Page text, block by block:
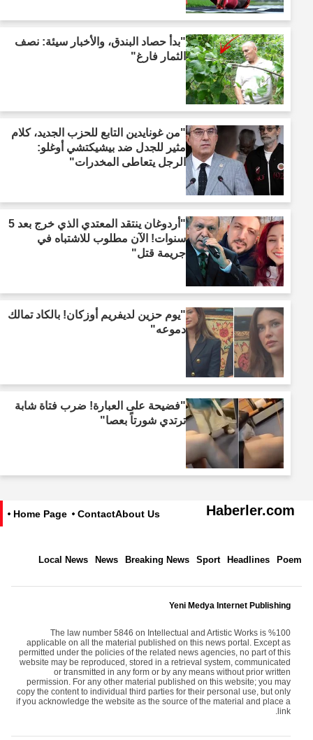
"بدأ حصاد البندق، والأخبار سيئة: نصف
الثمار فارغ"
"من غونايدين التابع للحزب الجديد، كلام
مثير للجدل ضد بيشيكتشي أوغلو:
الرجل يتعاطى المخدرات"
"أردوغان ينتقد المعتدي الذي خرج بعد 5
سنوات! الآن مطلوب للاشتباه في
جريمة قتل"
"يوم حزين لديفريم أوزكان! بالكاد تمالك
دموعه"
"فضيحة على العبارة! ضرب فتاة شابة
ترتدي شورتاً بعصا"
Haberler.com
About Us
Contact
Home Page
Poem
Headlines
Sport
Breaking News
News
Local News
Yeni Medya Internet Publishing
The law number 5846 on Intellectual and Artistic Works is %100
applicable on all the material published on this news portal. Except as
permitted under the policies of the related news agencies, no part of this
website may be reproduced, stored in a retrieval system, communicated
or transmitted in any form or by any means without prior written
permission. For any other material published on this website; you may
copy the content to individual third parties for their personal use, but only
if you acknowledge the website as the source of the material and place a
link.